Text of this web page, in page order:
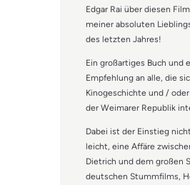
Edgar Rai über diesen
meiner absoluten
des letzten Jahres!
Ein großartiges Buch und
Empfehlung an alle, die
Kinogeschichte und /
der Weimarer Republik
Dabei ist der Einstieg
leicht, eine Affäre
Dietrich und dem großen
deutschen Stummfilms,